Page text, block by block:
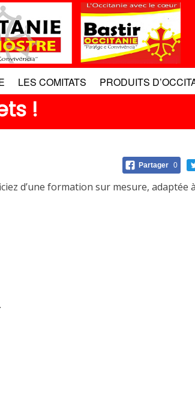
LES COMITATS PRODUITS
!
Partager 0
d’une formation sur mesure, adaptée à